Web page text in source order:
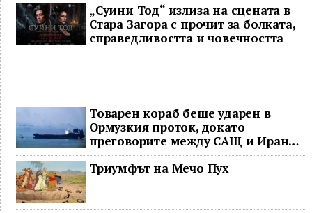
„Суини Тод“ излиза на сцената в
Стара Загора с прочит за болката,
справедливостта и човечността
Товарен кораб беше ударен в
Ормузкия проток, докато
преговорите между САЩ и Иран
останаха в безизходица
Триумфът на Мечо Пух